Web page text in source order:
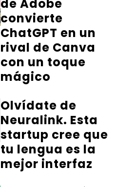
de Adobe
convierte
ChatGPT en un
rival de Canva
con un toque
mágico
Olvídate de
Neuralink. Esta
startup cree que
tu lengua es la
mejor interfaz